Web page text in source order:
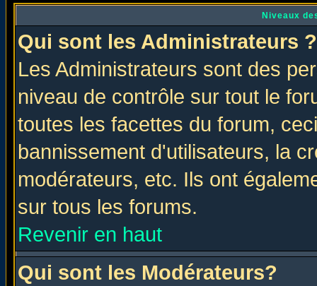
Niveaux
Qui sont les Administrateurs ?
Les Administrateurs sont des
niveau de contrôle sur tout le
toutes les facettes du forum,
bannissement d'utilisateurs, la
modérateurs, etc. Ils ont
sur tous les forums.
Revenir en haut
Qui sont les Modérateurs?